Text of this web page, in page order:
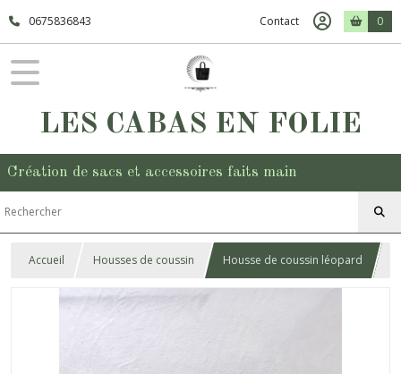
0675836843 Contact 0
LES CABAS EN FOLIE
Création de sacs et accessoires faits main
Accueil Housses de coussin Housse de coussin léopard